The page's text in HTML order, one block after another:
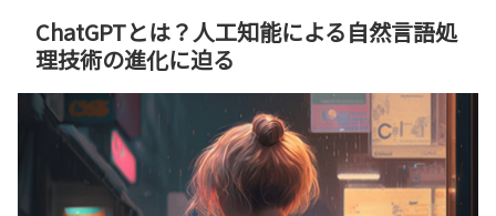
ChatGPTとは？人工知能による自然言語処
理技術の進化に迫る